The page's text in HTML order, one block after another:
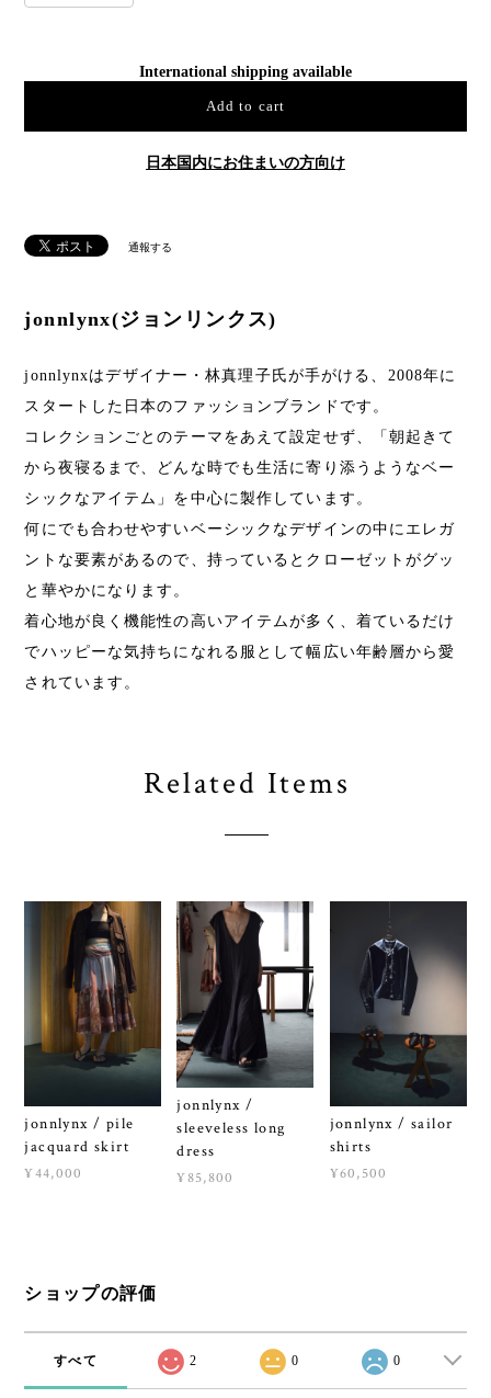
International shipping available
Add to cart
日本国内にお住まいの方向け
通報する
jonnlynx(ジョンリンクス)
jonnlynxはデザイナー・林真理子氏が手がける、2008年に
スタートした日本のファッションブランドです。
コレクションごとのテーマをあえて設定せず、「朝起きて
から夜寝るまで、どんな時でも生活に寄り添うようなベー
シックなアイテム」を中心に製作しています。
何にでも合わせやすいベーシックなデザインの中にエレガ
ントな要素があるので、持っているとクローゼットがグッ
と華やかになります。
着心地が良く機能性の高いアイテムが多く、着ているだけ
でハッピーな気持ちになれる服として幅広い年齢層から愛
されています。
Related Items
jonnlynx / pile
jacquard skirt
¥44,000
jonnlynx /
sleeveless long
dress
¥85,800
jonnlynx / sailor
shirts
¥60,500
ショップの評価
すべて 2 0 0